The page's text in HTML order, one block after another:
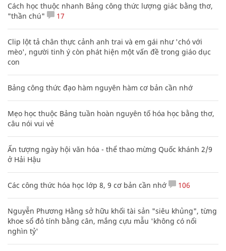
Cách học thuộc nhanh Bảng công thức lượng giác bằng thơ,
"thần chú"
17
Clip lột tả chân thực cảnh anh trai và em gái như 'chó với
mèo', người tinh ý còn phát hiện một vấn đề trong giáo dục
con
Bảng công thức đạo hàm nguyên hàm cơ bản cần nhớ
Mẹo học thuộc Bảng tuần hoàn nguyên tố hóa học bằng thơ,
câu nói vui vẻ
Ấn tượng ngày hội văn hóa - thể thao mừng Quốc khánh 2/9
ở Hải Hậu
Các công thức hóa học lớp 8, 9 cơ bản cần nhớ 106
Nguyễn Phương Hằng sở hữu khối tài sản "siêu khủng", từng
khoe sổ đỏ tính bằng cân, mắng cựu mẫu 'không có nổi
nghìn tỷ'